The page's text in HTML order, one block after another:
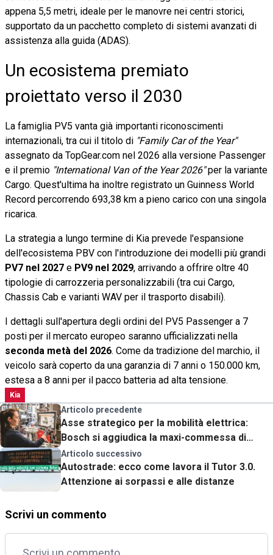
appena 5,5 metri, ideale per le manovre nei centri storici,
supportato da un pacchetto completo di sistemi avanzati di
assistenza alla guida (ADAS).
Un ecosistema premiato
proiettato verso il 2030
La famiglia PV5 vanta già importanti riconoscimenti
internazionali, tra cui il titolo di "Family Car of the Year"
assegnato da TopGear.com nel 2026 alla versione Passenger
e il premio "International Van of the Year 2026"per la variante
Cargo. Quest'ultima ha inoltre registrato un Guinness World
Record percorrendo 693,38 km a pieno carico con una singola
ricarica.
La strategia a lungo termine di Kia prevede l'espansione
dell'ecosistema PBV con l'introduzione dei modelli più grandi
PV7 nel 2027 e PV9 nel 2029, arrivando a offrire oltre 40
tipologie di carrozzeria personalizzabili (tra cui Cargo,
Chassis Cab e varianti WAV per il trasporto disabili).
I dettagli sull'apertura degli ordini del PV5 Passenger a 7
posti per il mercato europeo saranno ufficializzati nella
seconda metà del 2026. Come da tradizione del marchio, il
veicolo sarà coperto da una garanzia di 7 anni o 150.000 km,
estesa a 8 anni per il pacco batteria ad alta tensione.
Kia
Articolo precedente
Asse strategico per la mobilità elettrica:
Bosch si aggiudica la maxi-commessa di
Mercedes-Benz
Articolo successivo
Autostrade: ecco come lavora il Tutor 3.0.
Attenzione ai sorpassi e alle distanze
Scrivi un commento